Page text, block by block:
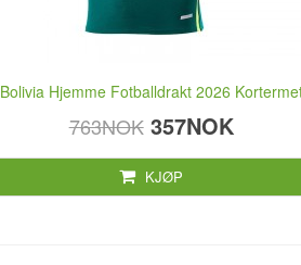
Bolivia Hjemme Fotballdrakt 2026
763NOK 357NOK
KJØP